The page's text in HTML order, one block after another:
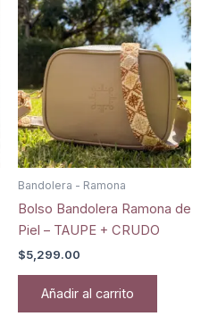
Bandolera - Ramona
Bolso Bandolera Ramona de
Piel – TAUPE + CRUDO
$5,299.00
Añadir al carrito